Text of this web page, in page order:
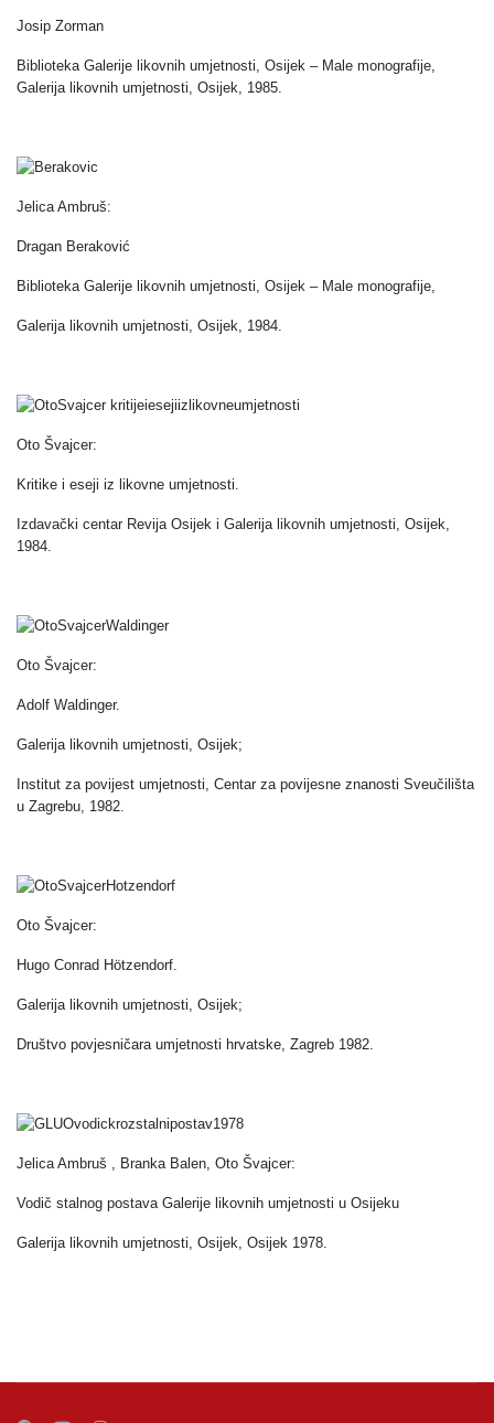
Josip Zorman
Biblioteka Galerije likovnih umjetnosti, Osijek – Male monografije,
Galerija likovnih umjetnosti, Osijek, 1985.
Jelica Ambruš:
Dragan Beraković
Biblioteka Galerije likovnih umjetnosti, Osijek – Male monografije,
Galerija likovnih umjetnosti, Osijek, 1984.
Oto Švajcer:
Kritike i eseji iz likovne umjetnosti.
Izdavački centar Revija Osijek i Galerija likovnih umjetnosti, Osijek,
1984.
Oto Švajcer:
Adolf Waldinger.
Galerija likovnih umjetnosti, Osijek;
Institut za povijest umjetnosti, Centar za povijesne znanosti Sveučilišta
u Zagrebu, 1982.
Oto Švajcer:
Hugo Conrad Hötzendorf.
Galerija likovnih umjetnosti, Osijek;
Društvo povjesničara umjetnosti hrvatske, Zagreb 1982.
Jelica Ambruš , Branka Balen, Oto Švajcer:
Vodič stalnog postava Galerije likovnih umjetnosti u Osijeku
Galerija likovnih umjetnosti, Osijek, Osijek 1978.